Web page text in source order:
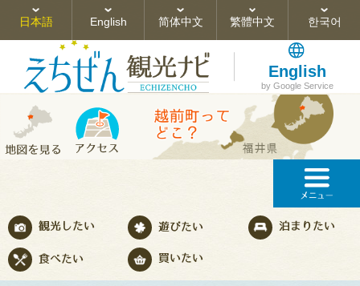
日本語 English 简体中文 繁體中文 한국어
English
by Google Service